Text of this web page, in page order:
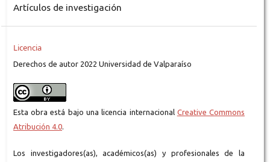
Artículos de investigación
Licencia
Derechos de autor 2022 Universidad de Valparaíso
Esta obra está bajo una licencia internacional Creative Commons
Atribución 4.0.
Los investigadores(as), académicos(as) y profesionales de la